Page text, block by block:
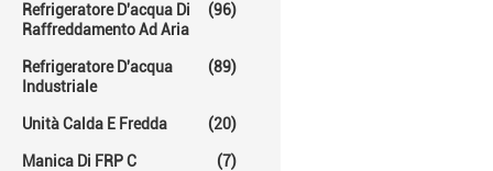
Refrigeratore D'acqua Di
Raffreddamento Ad Aria
(96)
Refrigeratore D'acqua
Industriale
(89)
Unità Calda E Fredda (20)
Manica Di FRP C (7)